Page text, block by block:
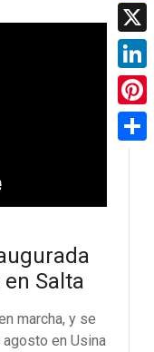
en Salta
marcha, y se
en Usina
X